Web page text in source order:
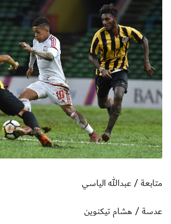
متابعة / عبدالله الياسي
عدسة / هشام تيكنوين